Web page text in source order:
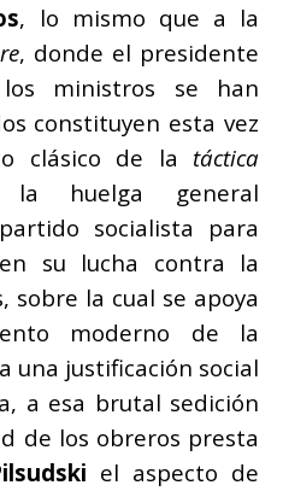
, lo mismo que a la
, donde el presidente
ministros se han
constituyen esta vez
clásico de la táctica
huelga general
socialista para
en su lucha contra la
sobre la cual se apoya
moderno de la
una justificación social
a esa brutal sedición
de los obreros presta
el aspecto de